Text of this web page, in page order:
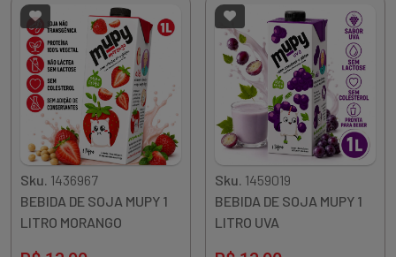
Sku. 1436967
BEBIDA DE SOJA MUPY 1
LITRO MORANGO
Sku. 1459019
BEBIDA DE SOJA MUPY 1
LITRO UVA